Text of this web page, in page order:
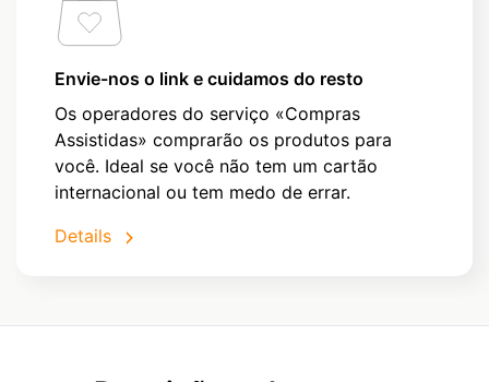
Envie-nos o link e cuidamos do resto
Os operadores do serviço «Compras
Assistidas» comprarão os produtos para
você. Ideal se você não tem um cartão
internacional ou tem medo de errar.
Details